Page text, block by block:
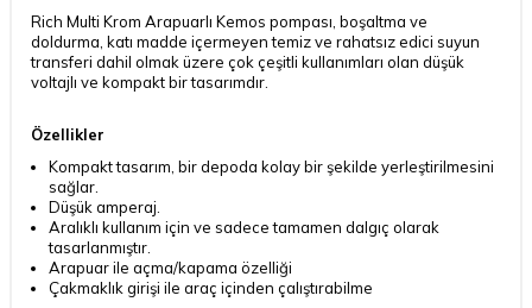
Rich Multi Krom Arapuarlı Kemos pompası, boşaltma ve
doldurma, katı madde içermeyen temiz ve rahatsız edici suyun
transferi dahil olmak üzere çok çeşitli kullanımları olan düşük
voltajlı ve kompakt bir tasarımdır.
Özellikler
Kompakt tasarım, bir depoda kolay bir şekilde yerleştirilmesini
sağlar.
Düşük amperaj.
Aralıklı kullanım için ve sadece tamamen dalgıç olarak
tasarlanmıştır.
Arapuar ile açma/kapama özelliği
Çakmaklık girişi ile araç içinden çalıştırabilme